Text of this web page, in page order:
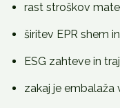
rast stroškov
širitev EPR shem
ESG zahteve in
zakaj je